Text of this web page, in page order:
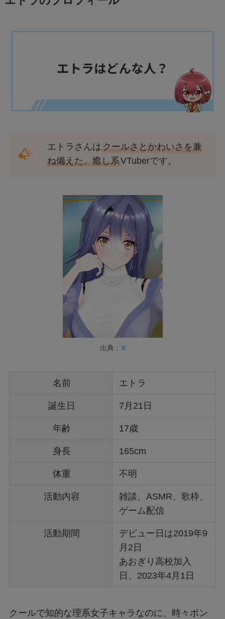
エトラさんはクールさとかわいさを兼
ね備えた、癒し系VTuberです。
出典： X
名前 エトラ
誕生日 7月21日
年齢 17歳
身長 165cm
体重 不明
活動内容
雑談、ASMR、歌枠、
ゲーム配信
活動期間
デビュー日は2019年9
月2日
あおぎり高校加入
日、2023年4月1日
クールで知的な理系女子キャラなのに、時々ポン